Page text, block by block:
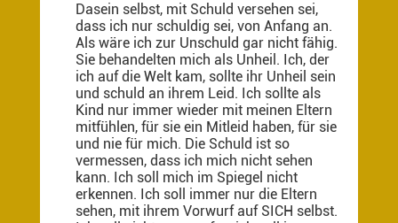
Dasein selbst, mit Schuld versehen sei,
dass ich nur schuldig sei, von Anfang an.
Als wäre ich zur Unschuld gar nicht fähig.
Sie behandelten mich als Unheil. Ich, der
ich auf die Welt kam, sollte ihr Unheil sein
und schuld an ihrem Leid. Ich sollte als
Kind nur immer wieder mit meinen Eltern
mitfühlen, für sie ein Mitleid haben, für sie
und nie für mich. Die Schuld ist so
vermessen, dass ich mich nicht sehen
kann. Ich soll mich im Spiegel nicht
erkennen. Ich soll immer nur die Eltern
sehen, mit ihrem Vorwurf auf SICH selbst.